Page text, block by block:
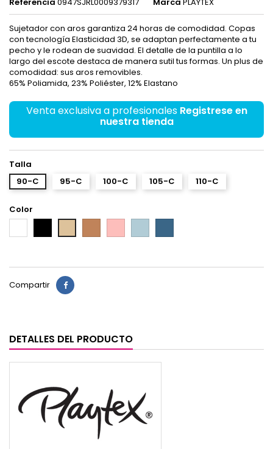
Sujetador con aros garantiza 24 horas de comodidad. Copas
con tecnología Elasticidad 3D, se adaptan perfectamente a tu
pecho y le rodean de suavidad. El detalle de la puntilla a lo
largo del escote destaca de manera sutil tus formas. Un plus de
comodidad: sus aros removibles.
65% Poliamida, 23% Poliéster, 12% Elastano
Venta exclusiva a profesionales Registrese en
nuestra tienda
Talla
90-C
95-C 100-C 105-C 110-C
Color
blue Real
Compartir
DETALLES DEL PRODUCTO